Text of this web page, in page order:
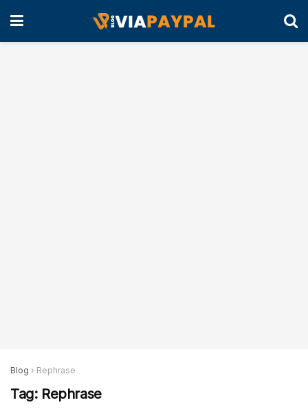
Blog › Rephrase
Tag: Rephrase